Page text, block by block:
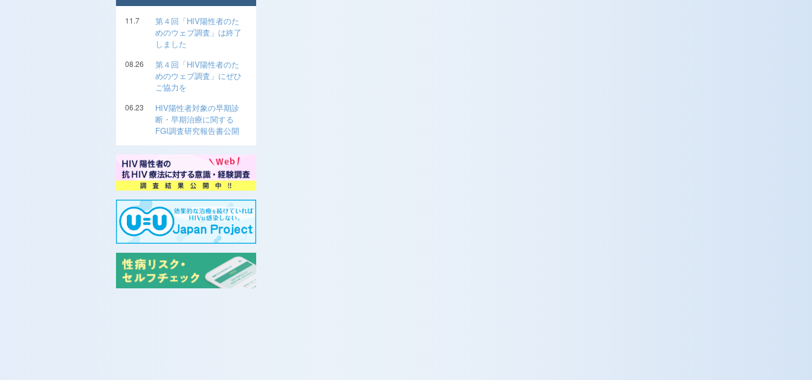
11.7
第４回「HIV陽性者のた
めのウェブ調査」は終了
しました
08.26
第４回「HIV陽性者のた
めのウェブ調査」にぜひ
ご協力を
06.23
HIV陽性者対象の早期診
断・早期治療に関する
FGI調査研究報告書公開